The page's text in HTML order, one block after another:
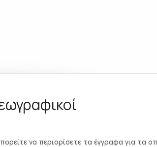
να περιορίσετε τα έγγραφα για τα